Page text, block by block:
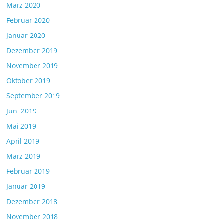
März 2020
Februar 2020
Januar 2020
Dezember 2019
November 2019
Oktober 2019
September 2019
Juni 2019
Mai 2019
April 2019
März 2019
Februar 2019
Januar 2019
Dezember 2018
November 2018